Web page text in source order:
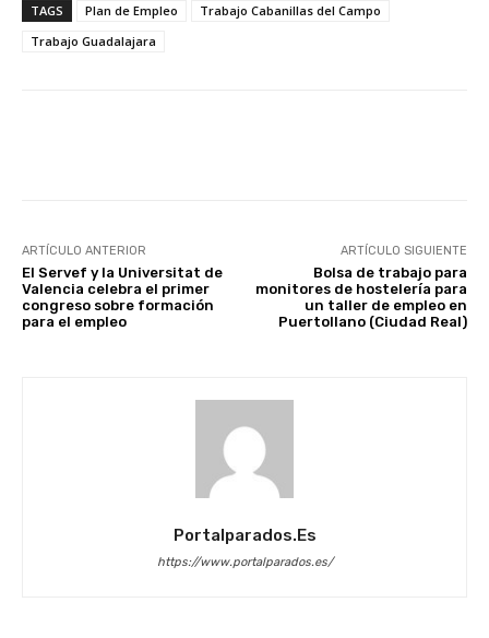
TAGS Plan de Empleo
Trabajo Cabanillas del Campo
Trabajo Guadalajara
ARTÍCULO ANTERIOR
El Servef y la Universitat de
Valencia celebra el primer
congreso sobre formación
para el empleo
ARTÍCULO SIGUIENTE
Bolsa de trabajo para
monitores de hostelería para
un taller de empleo en
Puertollano (Ciudad Real)
Portalparados.es
https://www.portalparados.es/